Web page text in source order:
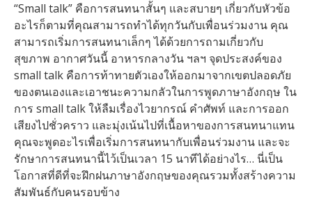
“Small talk” คือการสนทนาสั้นๆ และสบายๆ เกี่ยวกับหัวข้อ
อะไรก็ตามที่คุณสามารถทำได้ทุกวันกับเพื่อนร่วมงาน คุณ
สามารถเริ่มการสนทนาเล็กๆ ได้ด้วยการถามเกี่ยวกับ
สุขภาพ อากาศวันนี้ อาหารกลางวัน ฯลฯ จุดประสงค์ของ
small talk คือการท้าทายตัวเองให้ออกมาจากเขตปลอดภัย
ของตนเองและเอาชนะความกลัวในการพูดภาษาอังกฤษ ใน
การ small talk ให้ลืมเรื่องไวยากรณ์ คำศัพท์ และการออก
เสียงไปชั่วคราว และมุ่งเน้นไปที่เนื้อหาของการสนทนาแทน
คุณจะพูดอะไรเพื่อเริ่มการสนทนากับเพื่อนร่วมงาน และจะ
รักษาการสนทนานี้ไว้เป็นเวลา 15 นาทีได้อย่างไร… นี่เป็น
โอกาสที่ดีที่จะฝึกฝนภาษาอังกฤษของคุณรวมทั้งสร้างความ
สัมพันธ์กับคนรอบข้าง